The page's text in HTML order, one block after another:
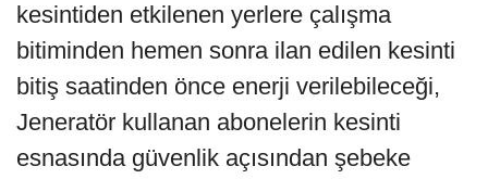
kesintiden etkilenen yerlere çalışma
bitiminden hemen sonra ilan edilen kesinti
bitiş saatinden önce enerji verilebileceği,
Jeneratör kullanan abonelerin kesinti
esnasında güvenlik açısından şebeke